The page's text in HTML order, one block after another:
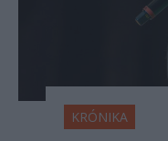
KRÓNIKA